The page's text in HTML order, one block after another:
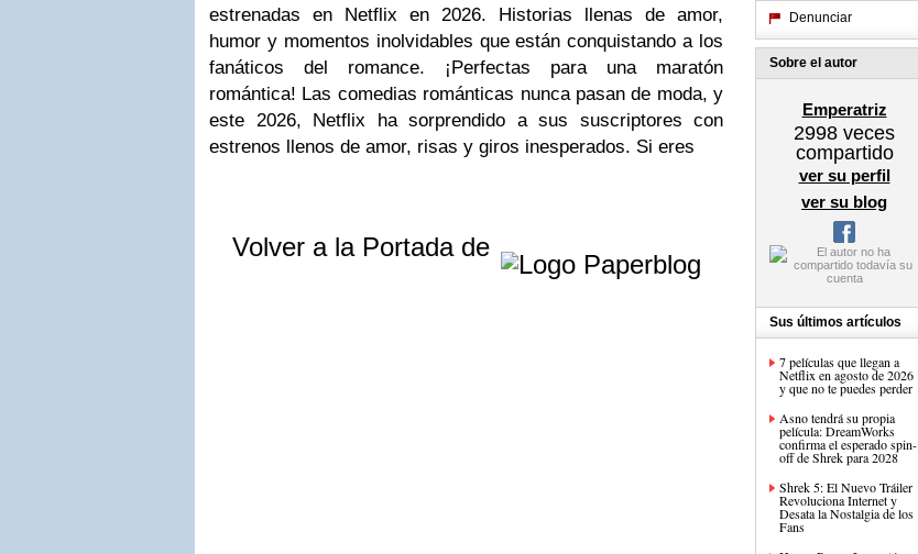
estrenadas en Netflix en 2026. Historias llenas de amor,
humor y momentos inolvidables que están conquistando a los
fanáticos del romance. ¡Perfectas para una maratón
romántica! Las comedias románticas nunca pasan de moda, y
este 2026, Netflix ha sorprendido a sus suscriptores con
estrenos llenos de amor, risas y giros inesperados. Si eres
Volver a la Portada de
Denunciar
Sobre el autor
Emperatriz
2998 veces
compartido
ver su perfil
ver su blog
Sus últimos artículos
7 películas que llegan a
Netflix en agosto de 2026
y que no te puedes perder
Asno tendrá su propia
película: DreamWorks
confirma el esperado spin-
off de Shrek para 2028
Shrek 5: El Nuevo Tráiler
Revoluciona Internet y
Desata la Nostalgia de los
Fans